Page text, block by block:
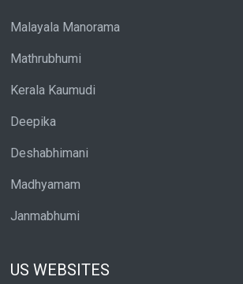
Malayala Manorama
Mathrubhumi
Kerala Kaumudi
Deepika
Deshabhimani
Madhyamam
Janmabhumi
US WEBSITES